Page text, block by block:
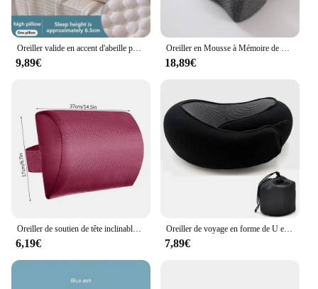
Oreiller valide en accent d'abeille pour protéger les vertèbres cervicales, noyau d'oreiller antibactérien et anti-acariens, aide à dormir à la maison
9,89€
Oreiller en Mousse à Mémoire de Forme, Coussin Cervical Ergonomique Orth4WD, Énergie du Cou, Literie à Rebond Lent
18,89€
Oreiller de soutien de tête inclinable pliable multifonction, coussin de chaise confortable, protecteur anti-gravité, repos de sauna
6,19€
Oreiller de voyage en forme de U en mousse à mémoire de forme, style escargot, soutien du cou, portable, réglable, doux, pause du midi, oreillers de sommeil
7,89€